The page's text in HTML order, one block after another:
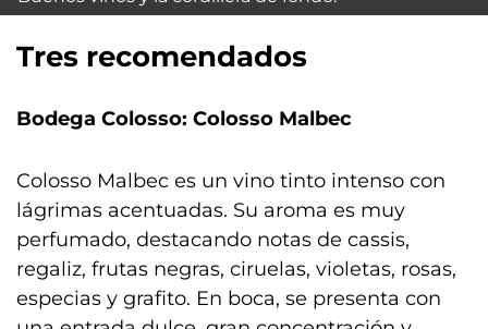
Tres recomendados
Bodega Colosso: Colosso Malbec
Colosso Malbec es un vino tinto intenso con
lágrimas acentuadas. Su aroma es muy
perfumado, destacando notas de cassis,
regaliz, frutas negras, ciruelas, violetas, rosas,
especias y grafito. En boca, se presenta con